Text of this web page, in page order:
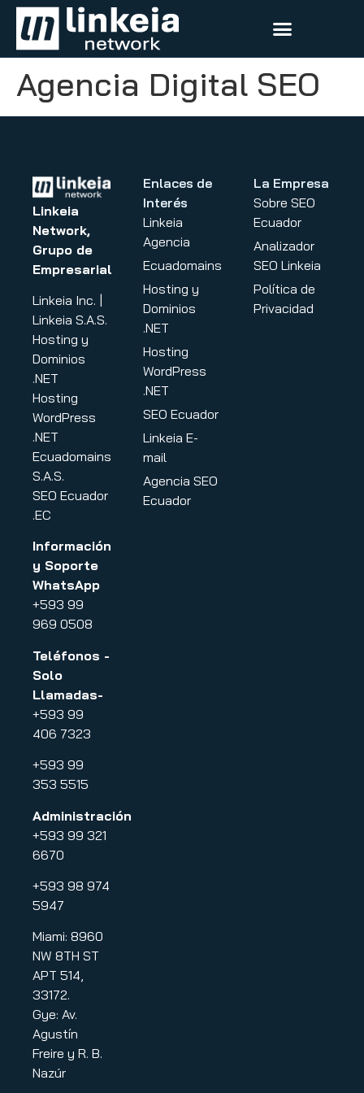
Agencia Digital SEO
Linkeia
Network,
Grupo de
Empresarial
Linkeia Inc. |
Linkeia S.A.S.
Hosting y
Dominios
.NET
Hosting
WordPress
.NET
Ecuadomains
S.A.S.
SEO Ecuador
.EC
Información
y Soporte
WhatsApp
+593 99
969 0508
Teléfonos -
Solo
Llamadas-
+593 99
406 7323
+593 99
353 5515
Administración
+593 99 321
6670
+593 98 974
5947
Miami: 8960
NW 8TH ST
APT 514,
33172.
Gye: Av.
Agustín
Freire y R. B.
Nazúr
Enlaces de
Interés
Linkeia
Agencia
Ecuadomains
Hosting y
Dominios
.NET
Hosting
WordPress
.NET
SEO Ecuador
Linkeia E-
mail
Agencia SEO
Ecuador
La Empresa
Sobre SEO
Ecuador
Analizador
SEO Linkeia
Política de
Privacidad